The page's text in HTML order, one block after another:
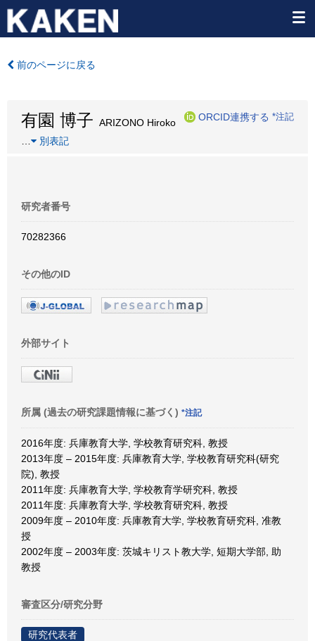
前のページに戻る
有園 博子 ARIZONO Hiroko
ORCID連携する *注記
別表記
研究者番号
70282366
その他のID
外部サイト
所属 (過去の研究課題情報に基づく) *注記
2016年度: 兵庫教育大学, 学校教育研究科, 教授
2013年度 – 2015年度: 兵庫教育大学, 学校教育研究科(研究
院), 教授
2011年度: 兵庫教育大学, 学校教育学研究科, 教授
2011年度: 兵庫教育大学, 学校教育研究科, 教授
2009年度 – 2010年度: 兵庫教育大学, 学校教育研究科, 准教
授
2002年度 – 2003年度: 茨城キリスト教大学, 短期大学部, 助
教授
審査区分/研究分野
研究代表者